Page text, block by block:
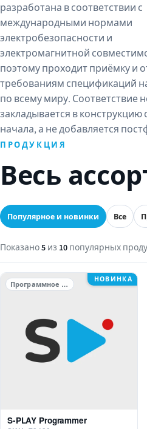
разработана в соответствии с
международными нормами
электробезопасности и
электромагнитной
поэтому проходит приёмку и
требованиям спецификаций
по всему миру. Соответствие
закладывается в конструкцию
начала, а не добавляется
ПРОДУКЦИЯ
Весь
Популярное и новинки Все
Показано5 из 10 популярных
НОВИНКА
Программное обеспечение
S-PLAY Programmer